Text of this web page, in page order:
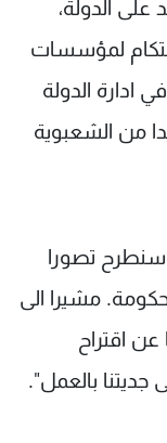
الدولة،
لمؤسسات
ادارة الدولة
من الشعبوية
تصورا
مشيرا الى
عن اقتراح
جديتنا بالعمل".